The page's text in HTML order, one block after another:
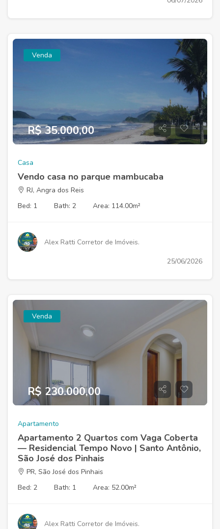
Venda
R$ 35.000,00
Casa
Vendo casa no parque mambucaba
RJ, Angra dos Reis
Bed: 1
Bath: 2 Area: 114.00m²
Alex Ratti Corretor de Imóveis.
25/06/2026
Venda
R$ 230.000,00
Apartamento
Apartamento 2 Quartos com Vaga Coberta
— Residencial Tempo Novo | Santo Antônio,
São José dos Pinhais
PR, São José dos Pinhais
Bed: 2
Bath: 1 Area: 52.00m²
Alex Ratti Corretor de Imóveis.